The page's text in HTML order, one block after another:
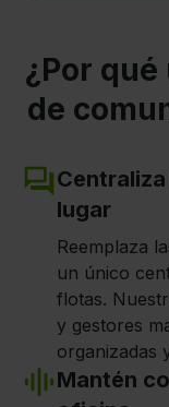
¿Por
de
lugar
Reemplaza
un único
flotas.
y gestores
organizadas
Mantén